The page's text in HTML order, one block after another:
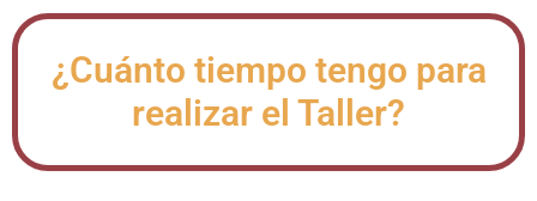
¿Cuánto tiempo tengo para
realizar el Taller?